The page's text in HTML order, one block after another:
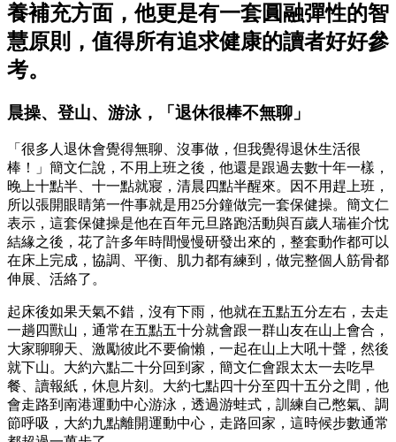
養補充方面，他更是有一套圓融彈性的智
慧原則，值得所有追求健康的讀者好好參
考。
晨操、登山、游泳，「退休很棒不無聊」
「很多人退休會覺得無聊、沒事做，但我覺得退休生活很
棒！」簡文仁說，不用上班之後，他還是跟過去數十年一樣，
晚上十點半、十一點就寢，清晨四點半醒來。因不用趕上班，
所以張開眼睛第一件事就是用25分鐘做完一套保健操。簡文仁
表示，這套保健操是他在百年元旦路跑活動與百歲人瑞崔介忱
結緣之後，花了許多年時間慢慢研發出來的，整套動作都可以
在床上完成，協調、平衡、肌力都有練到，做完整個人筋骨都
伸展、活絡了。
起床後如果天氣不錯，沒有下雨，他就在五點五分左右，去走
一趟四獸山，通常在五點五十分就會跟一群山友在山上會合，
大家聊聊天、激勵彼此不要偷懶，一起在山上大吼十聲，然後
就下山。大約六點二十分回到家，簡文仁會跟太太一去吃早
餐、讀報紙，休息片刻。大約七點四十分至四十五分之間，他
會走路到南港運動中心游泳，透過游蛙式，訓練自己憋氣、調
節呼吸，大約九點離開運動中心，走路回家，這時候步數通常